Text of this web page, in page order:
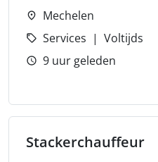
Mechelen
Services
Voltijds
9 uur geleden
Stackerchauffeur